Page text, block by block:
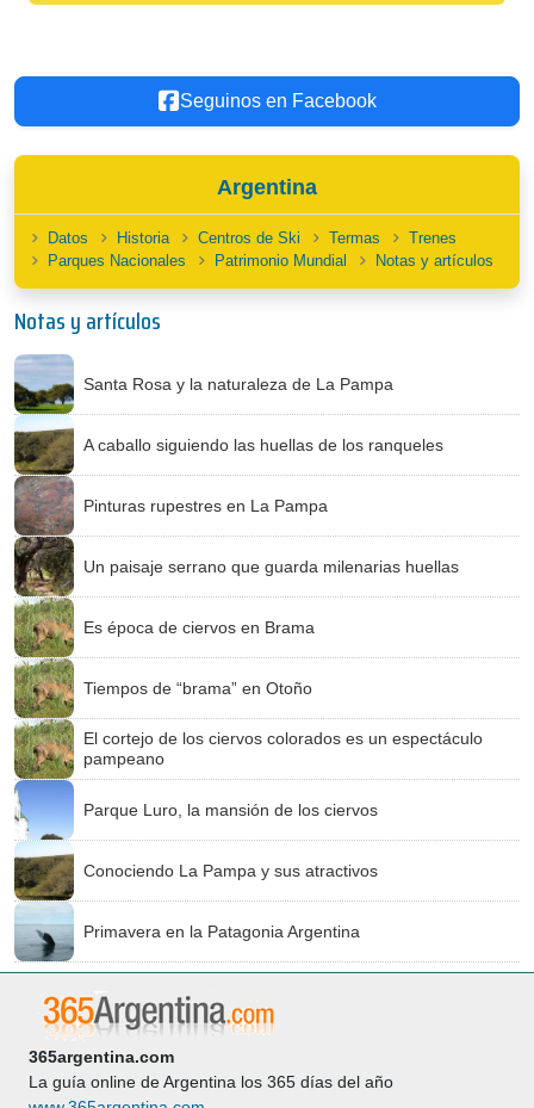
Seguinos en Facebook
Argentina
Datos Historia Centros de Ski Termas
Trenes
Parques Nacionales
Patrimonio Mundial Notas y artículos
Notas y artículos
Santa Rosa y la naturaleza de La Pampa
A caballo siguiendo las huellas de los ranqueles
Pinturas rupestres en La Pampa
Un paisaje serrano que guarda milenarias huellas
Es época de ciervos en Brama
Tiempos de “brama” en Otoño
El cortejo de los ciervos colorados es un espectáculo
pampeano
Parque Luro, la mansión de los ciervos
Conociendo La Pampa y sus atractivos
Primavera en la Patagonia Argentina
365argentina.com
La guía online de Argentina los 365 días del año